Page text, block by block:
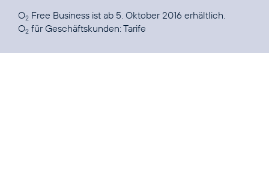
O2 Free Business ist ab 5. Oktober 2016 erhältlich.
O2 für Geschäftskunden:Tarife